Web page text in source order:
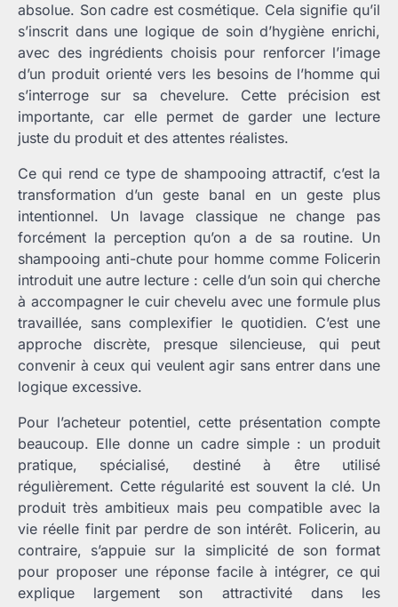
absolue. Son cadre est cosmétique. Cela signifie qu’il
s’inscrit dans une logique de soin d’hygiène enrichi,
avec des ingrédients choisis pour renforcer l’image
d’un produit orienté vers les besoins de l’homme qui
s’interroge sur sa chevelure. Cette précision est
importante, car elle permet de garder une lecture
juste du produit et des attentes réalistes.
Ce qui rend ce type de shampooing attractif, c’est la
transformation d’un geste banal en un geste plus
intentionnel. Un lavage classique ne change pas
forcément la perception qu’on a de sa routine. Un
shampooing anti-chute pour homme comme Folicerin
introduit une autre lecture : celle d’un soin qui cherche
à accompagner le cuir chevelu avec une formule plus
travaillée, sans complexifier le quotidien. C’est une
approche discrète, presque silencieuse, qui peut
convenir à ceux qui veulent agir sans entrer dans une
logique excessive.
Pour l’acheteur potentiel, cette présentation compte
beaucoup. Elle donne un cadre simple : un produit
pratique, spécialisé, destiné à être utilisé
régulièrement. Cette régularité est souvent la clé. Un
produit très ambitieux mais peu compatible avec la
vie réelle finit par perdre de son intérêt. Folicerin, au
contraire, s’appuie sur la simplicité de son format
pour proposer une réponse facile à intégrer, ce qui
explique largement son attractivité dans les